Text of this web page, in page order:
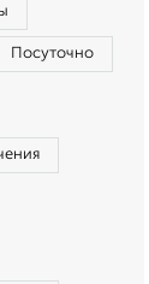
Посуточно